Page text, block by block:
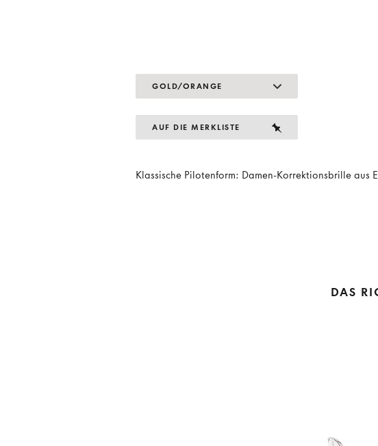
GOLD/ORANGE
AUF DIE MERKLISTE
Klassische Pilotenform: Damen-Korrektionsbrille aus
DAS